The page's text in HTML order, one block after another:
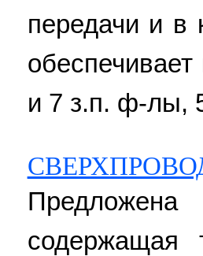
передачи и в
и 7 з.п. ф-лы,
Предложена
содержащая